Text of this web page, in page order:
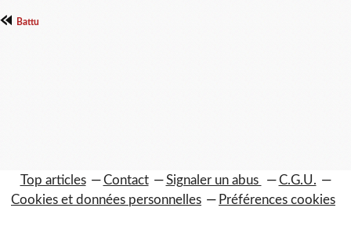
Battu
Top articles Contact Signaler un abus
C.G.U.
Cookies et données personnelles
Préférences cookies